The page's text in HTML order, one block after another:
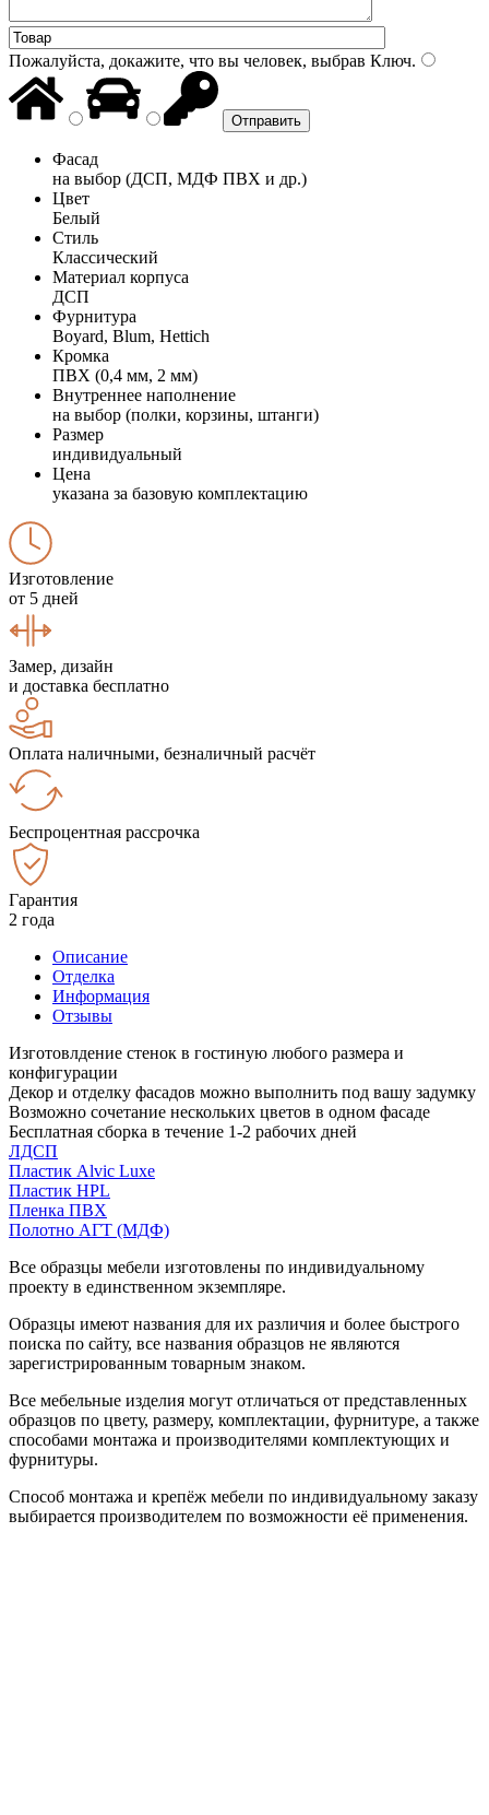
Пожалуйста, докажите, что вы человек, выбрав Ключ.
Фасад
на выбор (ДСП, МДФ ПВХ и др.)
Цвет
Белый
Стиль
Классический
Материал корпуса
ДСП
Фурнитура
Boyard, Blum, Hettich
Кромка
ПВХ (0,4 мм, 2 мм)
Внутреннее наполнение
на выбор (полки, корзины, штанги)
Размер
индивидуальный
Цена
указана за базовую комплектацию
Изготовление
от 5 дней
Замер, дизайн
и доставка бесплатно
Оплата наличными, безналичный расчёт
Беспроцентная рассрочка
Гарантия
2 года
Описание
Отделка
Информация
Отзывы
Изготовлдение стенок в гостиную любого размера и
конфигурации
Декор и отделку фасадов можно выполнить под вашу задумку
Возможно сочетание нескольких цветов в одном фасаде
Бесплатная сборка в течение 1-2 рабочих дней
ЛДСП
Пластик Alvic Luxe
Пластик HPL
Пленка ПВХ
Полотно АГТ (МДФ)
Все образцы мебели изготовлены по индивидуальному
проекту в единственном экземпляре.
Образцы имеют названия для их различия и более быстрого
поиска по сайту, все названия образцов не являются
зарегистрированным товарным знаком.
Все мебельные изделия могут отличаться от представленных
образцов по цвету, размеру, комплектации, фурнитуре, а также
способами монтажа и производителями комплектующих и
фурнитуры.
Способ монтажа и крепёж мебели по индивидуальному заказу
выбирается производителем по возможности её применения.